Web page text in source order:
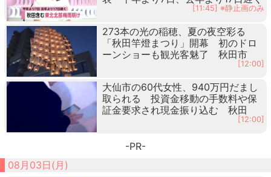
[11:45] ※静止画のみ
273本の光の稲穂、夏の夜空彩る
「秋田竿燈まつり」開幕 初のドロ
ーンショーも観光客魅了 秋田市
[12:00]
大仙市の60代女性、940万円だまし
取られる 投資金移動の手数料や保
証金要求され現金振り込む 秋田
[12:00]
-PR-
08月03日(月)